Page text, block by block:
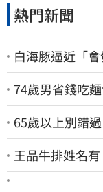
熱門新聞
白海豚逼近「
74歲男省錢吃
65歲以上別錯
王品牛排姓名